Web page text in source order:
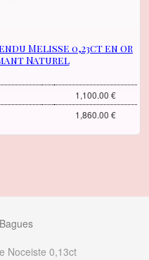
Melisse 0,23ct en or
Naturel
1,100.00 €
1,860.00 €
Bagues
Noceiste 0,13ct